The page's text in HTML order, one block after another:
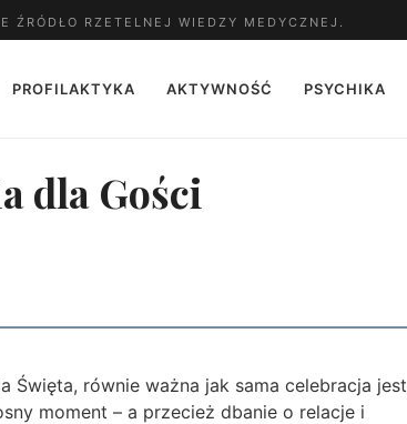
ŹRÓDŁO RZETELNEJ WIEDZY MEDYCZNEJ.
PROFILAKTYKA AKTYWNOŚĆ PSYCHIKA
dla Gości
Święta, równie ważna jak sama celebracja jest
moment – a przecież dbanie o relacje i